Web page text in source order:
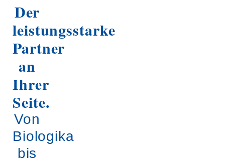
Der
leistungsstarke
Partner
an
Ihrer
Seite.
Von
Biologika
bis